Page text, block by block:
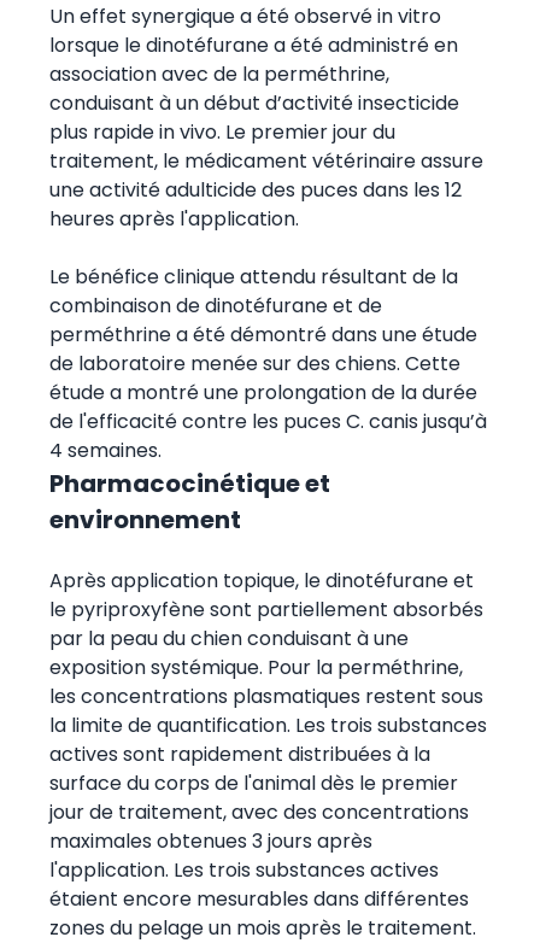
Un effet synergique a été observé in vitro
lorsque le dinotéfurane a été administré en
association avec de la perméthrine,
conduisant à un début d’activité insecticide
plus rapide in vivo. Le premier jour du
traitement, le médicament vétérinaire assure
une activité adulticide des puces dans les 12
heures après l'application.
Le bénéfice clinique attendu résultant de la
combinaison de dinotéfurane et de
perméthrine a été démontré dans une étude
de laboratoire menée sur des chiens. Cette
étude a montré une prolongation de la durée
de l'efficacité contre les puces C. canis jusqu’à
4 semaines.
Pharmacocinétique et
environnement
Après application topique, le dinotéfurane et
le pyriproxyfène sont partiellement absorbés
par la peau du chien conduisant à une
exposition systémique. Pour la perméthrine,
les concentrations plasmatiques restent sous
la limite de quantification. Les trois substances
actives sont rapidement distribuées à la
surface du corps de l'animal dès le premier
jour de traitement, avec des concentrations
maximales obtenues 3 jours après
l'application. Les trois substances actives
étaient encore mesurables dans différentes
zones du pelage un mois après le traitement.